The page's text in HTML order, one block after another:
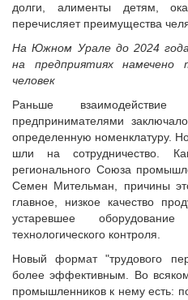
Издания Совета
Вопрос-ответ
ВАРМСУ
Новости ВАРМСУ
НАСЕЛЕНИЕ И МСУ
Новости ТОС
Лучшие практики ТОС
ЮРИДИЧЕСКИЙ СОВЕТ
Новости юридического
долги, алименты детям,
перечисляет преимущества
На Южном Урале до 2024
на предприятиях намечено
человек
Раньше
предпринимателями
определенную номенклатуру.
шли на сотрудничество.
регионального Союза
Семен Мительман, причины
главное, низкое качество
устаревшее
технологического контроля.
Новый формат "трудового
более эффективным. Во
промышленников к нему есть: